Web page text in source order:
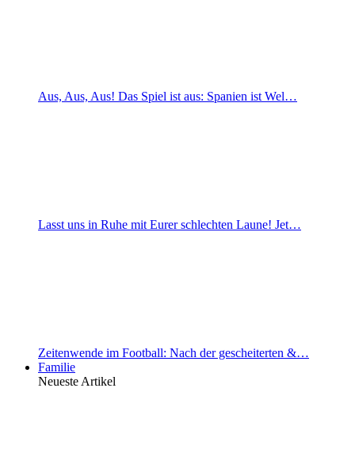
Aus, Aus, Aus! Das Spiel ist aus: Spanien ist Wel…
Lasst uns in Ruhe mit Eurer schlechten Laune! Jet…
Zeitenwende im Football: Nach der gescheiterten &…
Familie
Neueste Artikel